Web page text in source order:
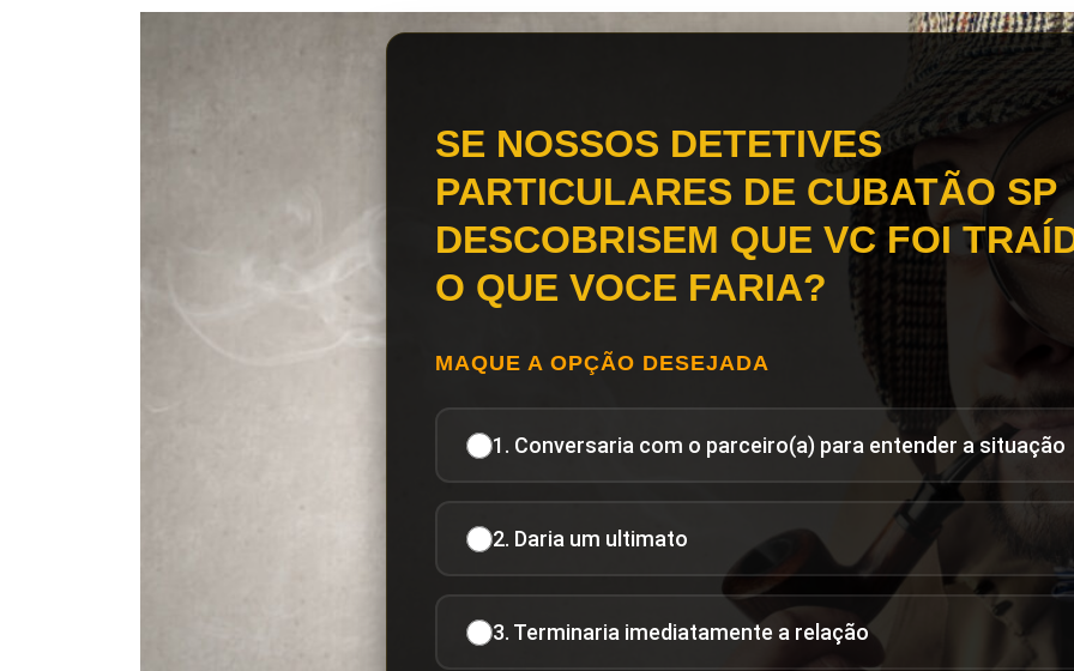
SE NOSSOS DETETIVES
PARTICULARES DE CUBATÃO SP
DESCOBRISEM QUE VC FOI
O QUE VOCE FARIA?
MAQUE A OPÇÃO DESEJADA
1. Conversaria com o parceiro(a) para entender a situação
2. Daria um ultimato
3. Terminaria imediatamente a relação